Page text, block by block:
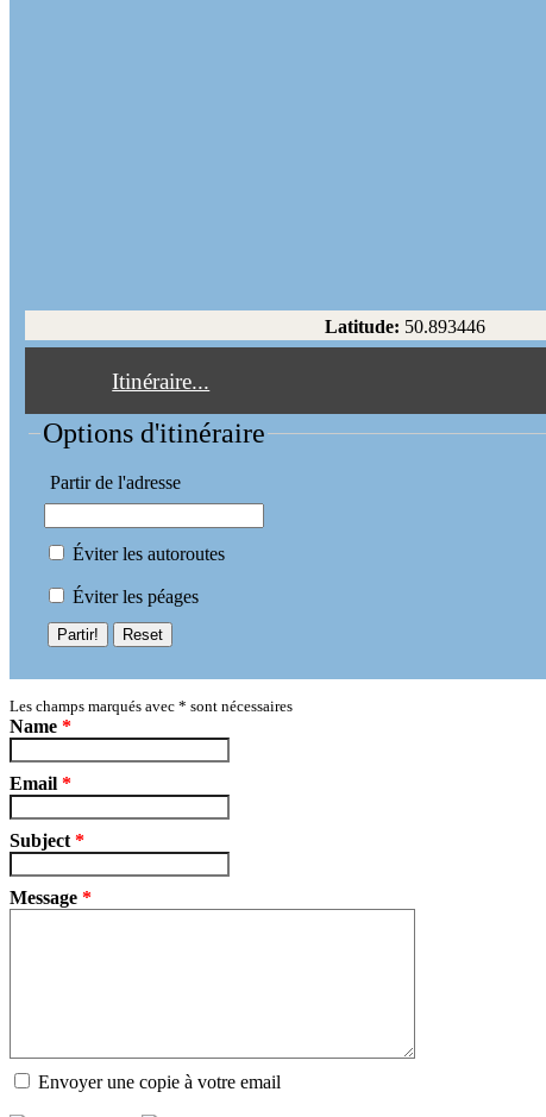
Latitude: 50.893446
Itinéraire...
Options d'itinéraire
Partir de l'adresse
Éviter les autoroutes
Éviter les péages
Partir! Reset
Les champs marqués avec * sont nécessaires
Name *
Email *
Subject *
Message *
Envoyer une copie à votre email